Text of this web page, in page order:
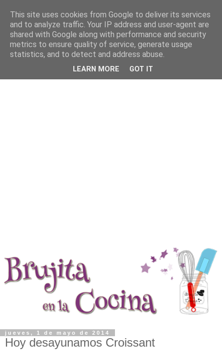
jueves, 1 de mayo de 2014
Hoy desayunamos Croissant
This site uses cookies from Google to deliver its services
and to analyze traffic. Your IP address and user-agent are
shared with Google along with performance and security
metrics to ensure quality of service, generate usage
statistics, and to detect and address abuse.
LEARN MORE GOT IT